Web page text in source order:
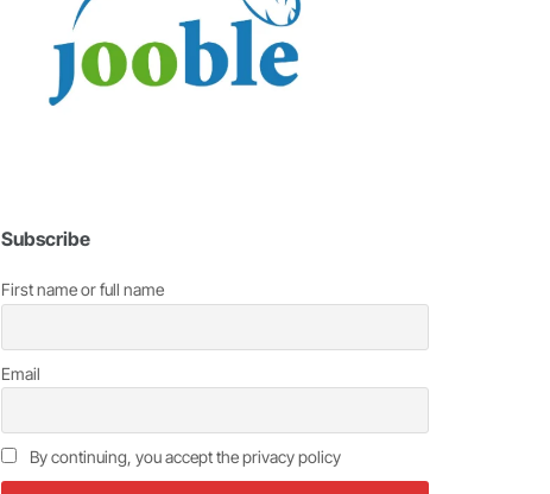
Subscribe
First name or full name
Email
By continuing, you accept the privacy policy